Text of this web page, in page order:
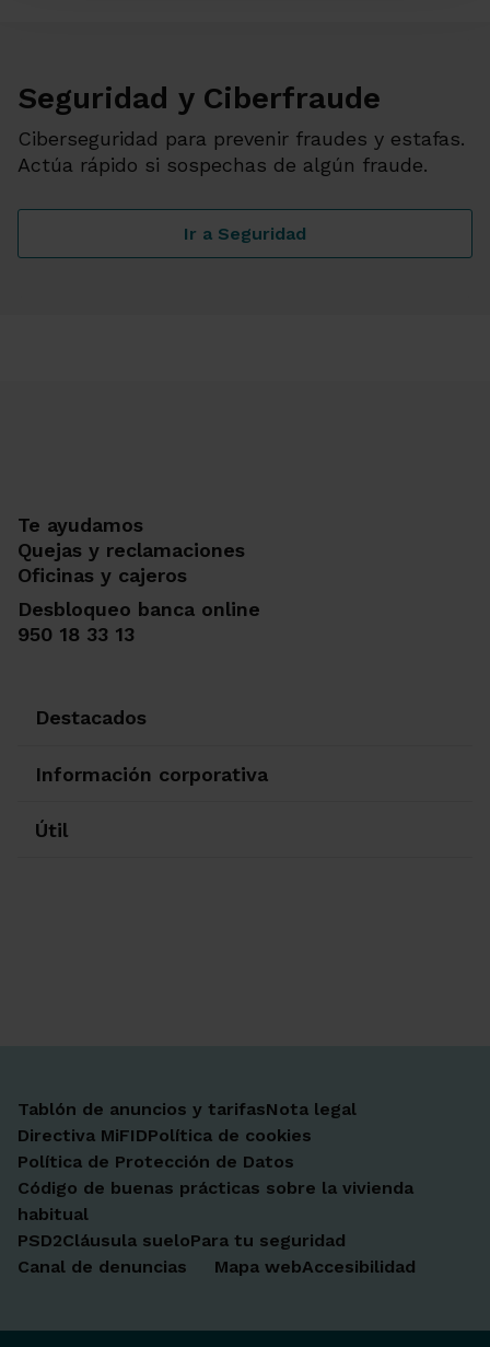
Seguridad y Ciberfraude
Ciberseguridad para prevenir fraudes y estafas.
Actúa rápido si sospechas de algún fraude.
Ir a SeguridadSeguridad y Ciberfraude
Te ayudamos
Quejas y reclamaciones
Oficinas y cajeros
Desbloqueo banca online
950 18 33 13
Destacados
Información corporativa
Útil
Tablón de anuncios y tarifasNota legal
Directiva MiFIDPolítica de cookies
Política de Protección de Datos
Código de buenas prácticas sobre la vivienda
habitual
PSD2Cláusula sueloPara tu seguridad
Canal de denuncias
Mapa webAccesibilidad